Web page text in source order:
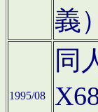
義
1995/08
同